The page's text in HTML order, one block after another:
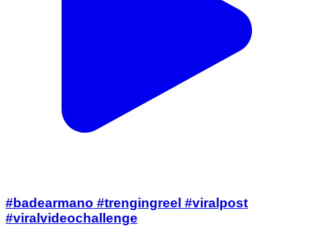
#badearmano #trengingreel #viralpost
#viralvideochallenge